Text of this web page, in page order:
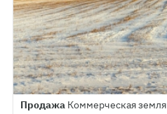
Продажа Коммерческая земля